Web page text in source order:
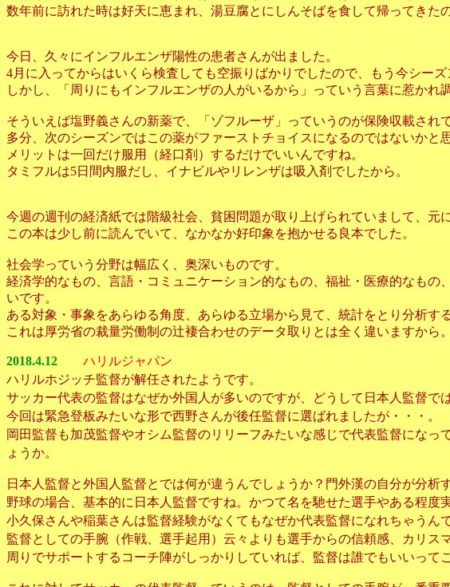
数年前に訪れた時は好天に恵まれ、湯豆腐とにしんそばを食して帰ってきた
今日、久々にインフルエンザ陽性の患者さんが出ました。
4月に入ってからはいくら検査しても空振りばかりでしたので、もう今シー
しかし、「周りにもインフルエンザの人がいるから」っていう言葉に惹かれ
そういえば塩野義さんの新薬で、「ゾフルーザ」っていうのが保険収載さ
多分、次のシーズンではこの薬がファーストチョイスになるのではないかと
メリットは一回だけ服用（経口剤）するだけでいいんですね。
タミフルは5日間内服だし、イナビルやリレンザは吸入剤でしたから。
今週の週刊の経済紙では階級社会、貧困問題が取り上げられていまして、元
この本は少し前に読んでいて、なかなか好印象を抱かせる良本でした。
社会学っていう分野は幅広く、奥深いものです。
経済学的なもの、言語・コミュニケーション的なもの、福祉・医療的なも
いです。
ある対象・事象をあらゆる角度、あらゆる立場から見て、統計をとり分析
これは厚労省の裁量労働制の辻褄合わせのデータ取りとは全く違いますから。
2018.4.12 ハリルジャパン
ハリルホジッチ監督が解任されたようです。
サッカー代表の監督はなぜか外国人が多いのですが、どうして日本人監督で
今回は緊急登板みたいな形で西野さんが後任監督に選ばれましたが・・・。
岡田監督も加茂監督やオシム監督のリリーフみたいな感じで代表監督にな
ょうか。
日本人監督と外国人監督とでは何が違うんでしょうか？門外漢の自分が分析
野球の場合、基本的に日本人監督ですね。かつて名を馳せた選手やある程度
小久保さんや稲葉さんは監督経験がなくてもなぜか代表監督になれちゃうんで
監督としての手腕（作戦、選手起用）云々よりも選手からの信頼感、カリス
周りでサポートするコーチ陣がしっかりしていれば、監督は誰でもいいって